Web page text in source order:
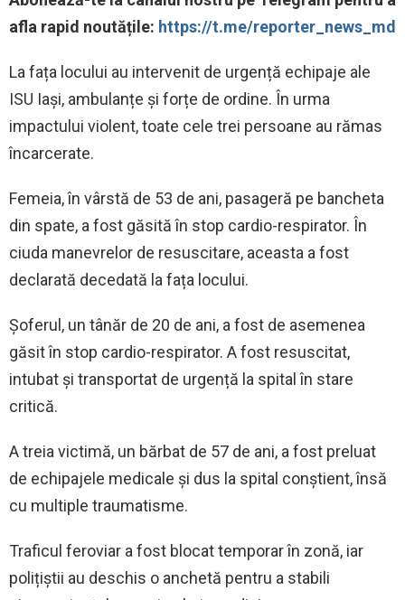
afla rapid noutățile: https://t.me/reporter_news_md
La fața locului au intervenit de urgență echipaje ale
ISU Iași, ambulanțe și forțe de ordine. În urma
impactului violent, toate cele trei persoane au rămas
încarcerate.
Femeia, în vârstă de 53 de ani, pasageră pe bancheta
din spate, a fost găsită în stop cardio-respirator. În
ciuda manevrelor de resuscitare, aceasta a fost
declarată decedată la fața locului.
Șoferul, un tânăr de 20 de ani, a fost de asemenea
găsit în stop cardio-respirator. A fost resuscitat,
intubat și transportat de urgență la spital în stare
critică.
A treia victimă, un bărbat de 57 de ani, a fost preluat
de echipajele medicale și dus la spital conștient, însă
cu multiple traumatisme.
Traficul feroviar a fost blocat temporar în zonă, iar
polițiștii au deschis o anchetă pentru a stabili